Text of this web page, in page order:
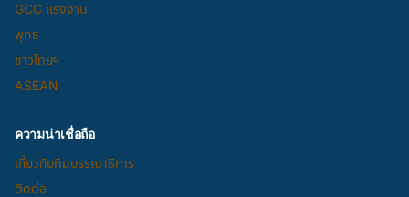
GCC แรงงาน
พุทธ
ชาวไทยฯ
ASEAN
ความน่าเชื่อถือ
เกี่ยวกับทีมบรรณาธิการ
ติดต่อ